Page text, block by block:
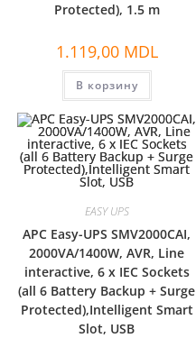
Protected), 1.5 m
1.119,00 MDL
В корзину
EASY UPS
APC Easy-UPS SMV2000CAI,
2000VA/1400W, AVR, Line
interactive, 6 x IEC Sockets
(all 6 Battery Backup + Surge
Protected),Intelligent Smart
Slot, USB